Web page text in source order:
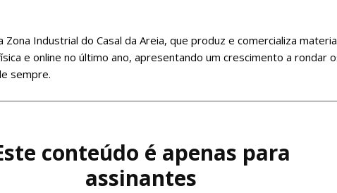
Industrial do Casal da Areia, que produz e comercializa
e online no último ano, apresentando um crescimento a rondar
sempre.
conteúdo é apenas para
assinantes